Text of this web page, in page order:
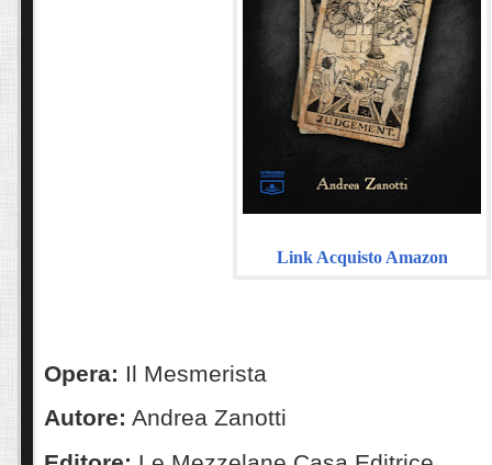
Link Acquisto Amazon
Opera: Il Mesmerista
Autore: Andrea Zanotti